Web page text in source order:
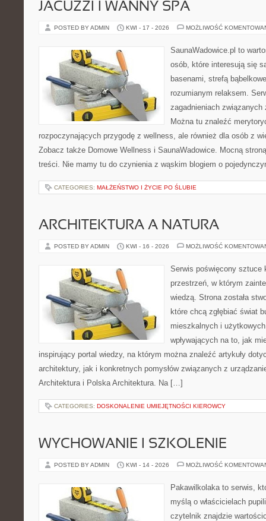
JACUZZI I WANNY SPA
POSTED BY ADMIN KWI - 17 - 2026 MOŻLIWOŚĆ
SaunaWadowice.pl to
osób, które interesują się
basenami, strefą
rozumianym relaksem.
zagadnieniach
Można tu znaleźć
rozpoczynających przygodę z wellness, ale również dla osób z
Zobacz także Domowe Wellness i SaunaWadowice. Mocną
treści. Nie mamy tu do czynienia z wąskim blogiem o
CATEGORIES: MAŁŻEŃSTWO I ŻYCIE PO ŚLUBIE
ARCHITEKTURA A NATURA
POSTED BY ADMIN KWI - 16 - 2026 MOŻLIWOŚĆ
Serwis poświęcony sztuce
przestrzeń, w którym
wiedzą. Strona została
które chcą zgłębiać świat
mieszkalnych i
wpływających na to, jak
inspirujący portal wiedzy, na którym można znaleźć artykuły
architektury, jak i konkretnych pomysłów związanych z
Architektura i Polska Architektura. Na […]
CATEGORIES: DOSKONALENIE UMIEJĘTNOŚCI KIEROWCY
WYCHOWANIE I SZKOLENIE
POSTED BY ADMIN KWI - 14 - 2026 MOŻLIWOŚĆ
Pakawilkolaka to serwis,
myślą o właścicielach
czytelnik znajdzie